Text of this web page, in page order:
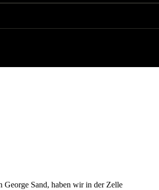
George Sand, haben wir in der Zelle